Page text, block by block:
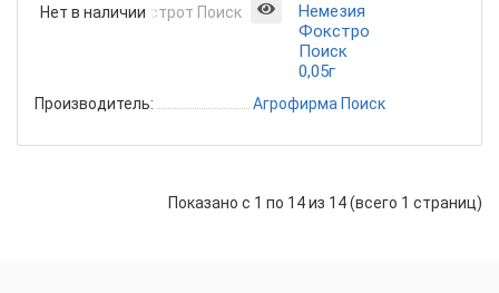
Нет в наличии
Немезия
Фокстрот
Поиск
0,05г
Производитель: Агрофирма Поиск
Показано с 1 по 14 из 14 (всего 1 страниц)